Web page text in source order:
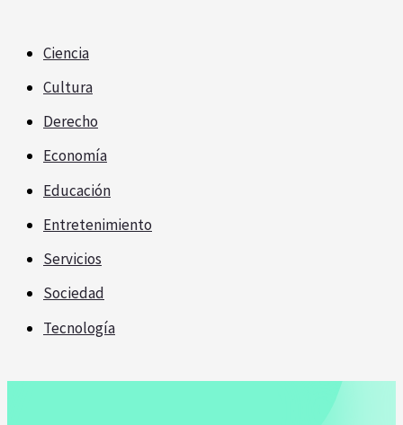
Ciencia
Cultura
Derecho
Economía
Educación
Entretenimiento
Servicios
Sociedad
Tecnología